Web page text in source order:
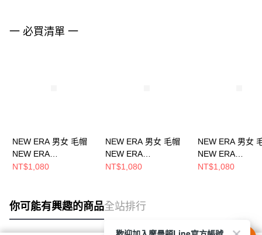
一 必買清單 一
NEW ERA 男女 毛帽
NEW ERA
NE70534809
NT$1,080
NEW ERA 男女 毛帽
NEW ERA
NE70788568
NT$1,080
NEW ERA 男女
NEW ERA
NE70534811
NT$1,080
你可能有興趣的商品全站排行